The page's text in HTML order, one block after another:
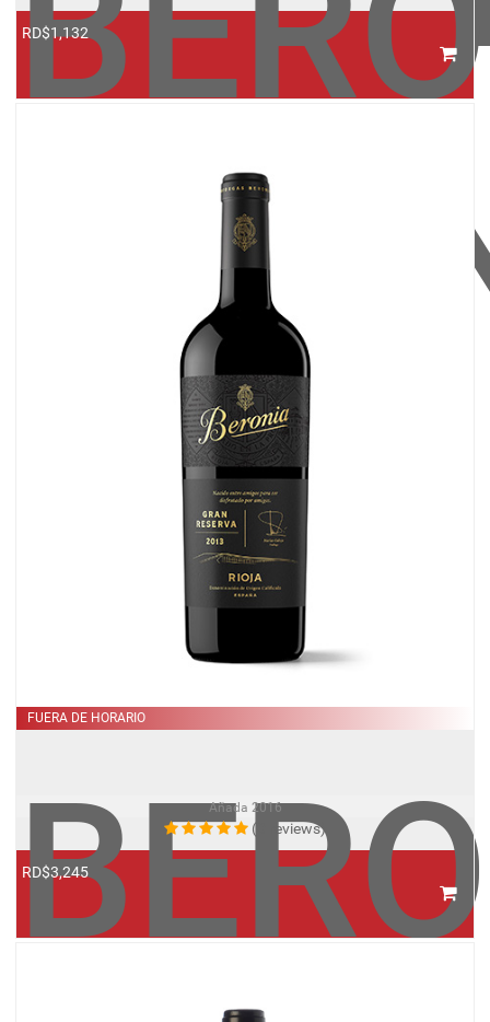
RD$1,132
FUERA DE HORARIO
Añada 2016
(0 reviews)
RD$3,245